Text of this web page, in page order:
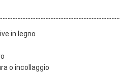
in legno
o incollaggio